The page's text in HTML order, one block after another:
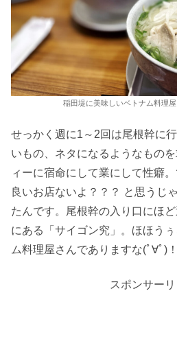
稲田堤に美味しいベトナム料理屋
せっかく週に1～2回は尾根幹に
いもの、ネタになるようなもの
ィーに宿命にして業にして性癖
良いお店ないよ？？？ と思うじ
たんです。尾根幹の入り口にほ
にある「サイゴン究」。ほほう
ム料理屋さんでありますな(ﾟ∀ﾟ)！
スポンサーリ